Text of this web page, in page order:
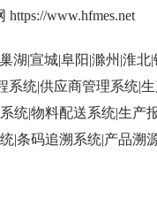
www.hfmes.net
湖|宣城|阜阳|滁州|淮
系统|供应商管理系统|
统|物料配送系统|生产
|条码追溯系统|产品溯